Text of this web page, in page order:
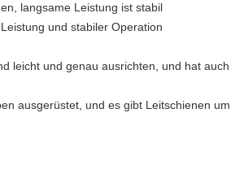
langsame Leistung ist stabil
und stabiler Operation
leicht und genau ausrichten, und hat auch
ausgerüstet, und es gibt Leitschienen um